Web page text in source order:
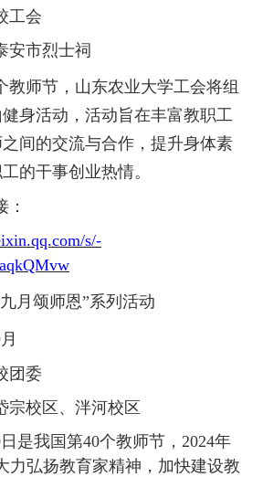
工会
安市烈士祠
教师节，山东农业大学工会将组
身活动，活动旨在丰富教职工
间的交流与合作，提升身体素
的干事创业热情。
s/-
月颂师恩”系列活动
团委
宗校区、泮河校区
是我国第40个教师节，2024年
力弘扬教育家精神，加快建设教